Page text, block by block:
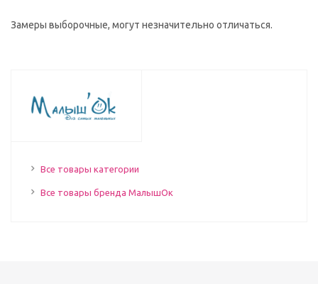
Замеры выборочные, могут незначительно отличаться.
Все товары категории
Все товары бренда МалышОк